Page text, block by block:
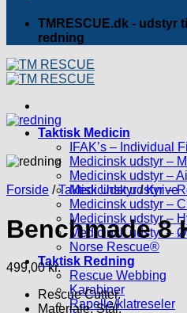
TMRESCUE.dk - udstyr
redning
Taktisk Medicin
IFAK’s – Individual
Medicinsk udstyr –
Medicinsk udstyr –
Medicinsk udstyr –
Medicinsk udstyr –
Medicinsk udstyr –
Medicinsk udstyr –
Norse Rescue®
Taktisk Redning
Rescue Webbing
Karabiner
Rapelle/klatreseler
Forside / Taktisk Udstyr / Knive
Benchmade 8
499,00kr.
Rescue Cutter.
Materiale: Stål.